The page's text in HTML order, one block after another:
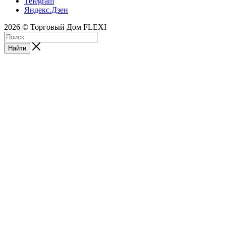
Яндекс.Дзен
2026 © Торговый Дом FLEXI
Найти